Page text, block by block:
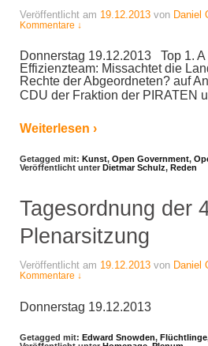
Veröffentlicht am 19.12.2013 von Daniel
Kommentare ↓
Donnerstag 19.12.2013 Top 1.
Effizienzteam: Missachtet die
Rechte der Abgeordneten? auf
CDU der Fraktion der PIRATEN
Weiterlesen ›
Getagged mit: Kunst, Open Government,
Veröffentlicht unter Dietmar Schulz, Reden
Tagesordnung der
Plenarsitzung
Veröffentlicht am 19.12.2013 von Daniel
Kommentare ↓
Donnerstag 19.12.2013
Getagged mit: Edward Snowden, Flüchtlinge